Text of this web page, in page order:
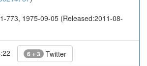
773, 1975-09-05 (Released:2011-08-
6 + 3 Twitter